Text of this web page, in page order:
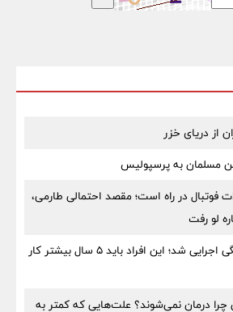
از دریای خزر
مسلمان به پرسپولیس
فوتبال در راه است؛ مقصد احتمالی طارمی،
شرط جدید بازنشستگی اجرایی شد؛ این افراد باید ۵ سال بیشتر کار
درمان نمی‌شوند؟ علت‌هایی که کمتر به